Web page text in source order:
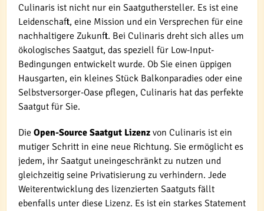
Culinaris ist nicht nur ein Saatguthersteller. Es ist eine
Leidenschaft, eine Mission und ein Versprechen für eine
nachhaltigere Zukunft. Bei Culinaris dreht sich alles um
ökologisches Saatgut, das speziell für Low-Input-
Bedingungen entwickelt wurde. Ob Sie einen üppigen
Hausgarten, ein kleines Stück Balkonparadies oder eine
Selbstversorger-Oase pflegen, Culinaris hat das perfekte
Saatgut für Sie.
Die Open-Source Saatgut Lizenz von Culinaris ist ein
mutiger Schritt in eine neue Richtung. Sie ermöglicht es
jedem, ihr Saatgut uneingeschränkt zu nutzen und
gleichzeitig seine Privatisierung zu verhindern. Jede
Weiterentwicklung des lizenzierten Saatguts fällt
ebenfalls unter diese Lizenz. Es ist ein starkes Statement